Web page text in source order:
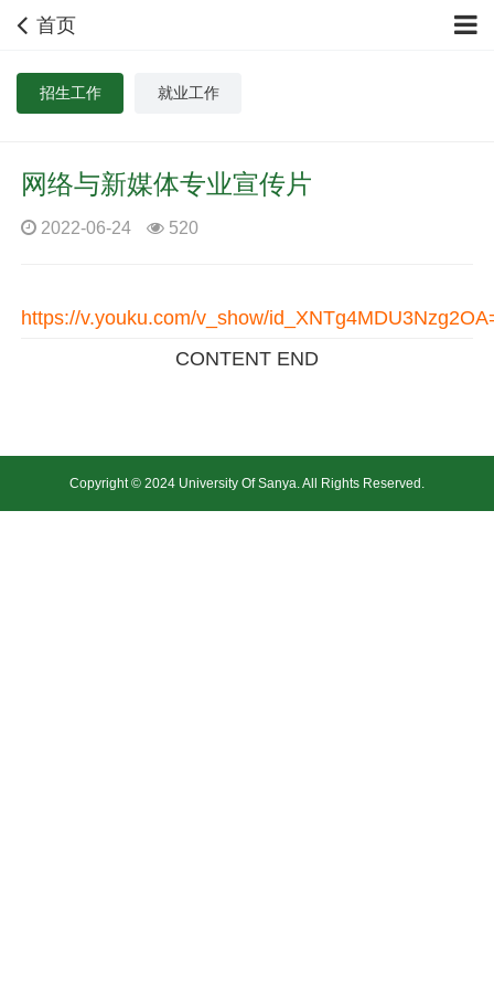
首页
招生工作 就业工作
网络与新媒体专业宣传片
2022-06-24 520
https://v.youku.com/v_show/
CONTENT END
Copyright © 2024 University Of Sanya. All Rights Reserved.